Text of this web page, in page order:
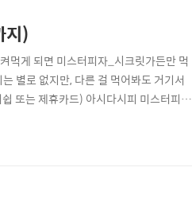
지)
먹게 되면 미스터피자_시크릿가든만 먹
별로 없지만, 다른 걸 먹어봐도 거기서
또는 제휴카드) 아시다시피 미스터피자
할인이 있었는데 이제는 없어져서 그냥